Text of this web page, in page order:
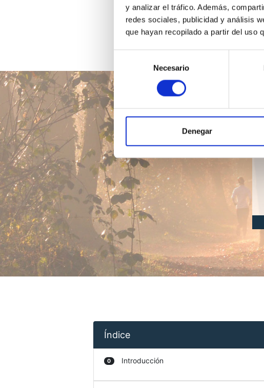
y analizar el tráfico. Además,
redes sociales, publicidad y análisis
que hayan recopilado a partir del uso
consentimiento
Necesario
Denegar
Índice
0 Introducción